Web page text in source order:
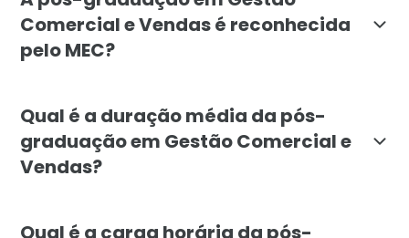
Comercial e Vendas é reconhecida
pelo MEC?
Qual é a duração média da pós-
graduação em Gestão Comercial e
Vendas?
Qual é a carga horária da pós-